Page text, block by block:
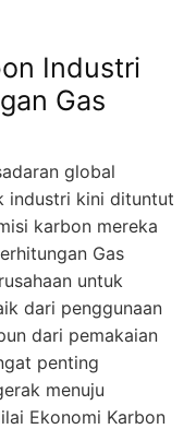
Industri
Gas
global
industri kini dituntut
karbon mereka
Gas
untuk
dari penggunaan
dari pemakaian
penting
menuju
Ekonomi Karbon